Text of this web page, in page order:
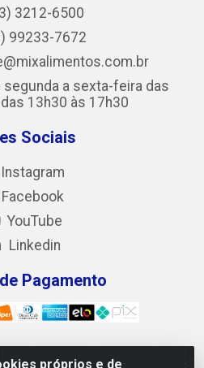
próprios e de
3212-6500
99233-7672
a sexta-feira das
13h30 às 17h30
Sociais
Instagram
Facebook
YouTube
Linkedin
Pagamento